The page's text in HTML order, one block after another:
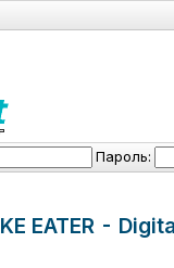
Пароль:
EATER -